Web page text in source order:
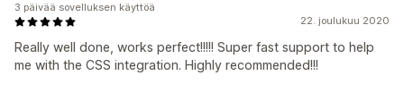
22. joulukuu 2020
Really well done, works perfect!!!!! Super fast support to help
me with the CSS integration. Highly recommended!!!
3 päivää sovelluksen käyttöä